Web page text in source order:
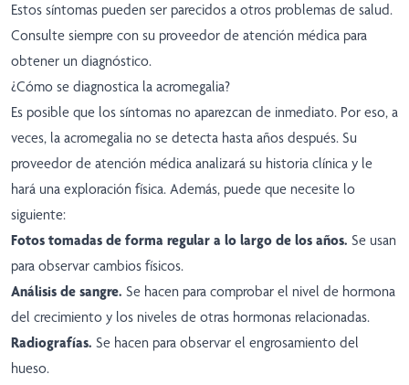
Estos síntomas pueden ser parecidos a otros problemas de salud.
Consulte siempre con su proveedor de atención médica para
obtener un diagnóstico.
¿Cómo se diagnostica la acromegalia?
Es posible que los síntomas no aparezcan de inmediato. Por eso, a
veces, la acromegalia no se detecta hasta años después. Su
proveedor de atención médica analizará su historia clínica y le
hará una exploración física. Además, puede que necesite lo
siguiente:
Fotos tomadas de forma regular a lo largo de los años. Se usan
para observar cambios físicos.
Análisis de sangre. Se hacen para comprobar el nivel de hormona
del crecimiento y los niveles de otras hormonas relacionadas.
Radiografías. Se hacen para observar el engrosamiento del
hueso.